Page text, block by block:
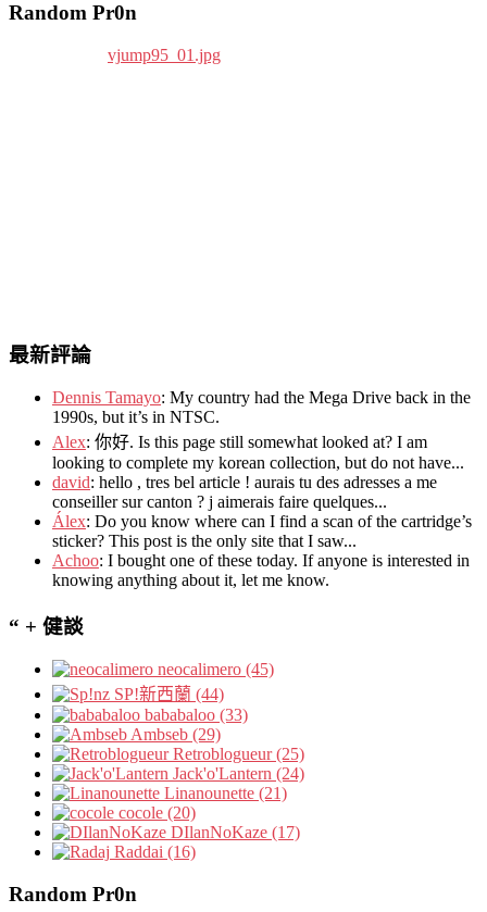
Random Pr0n
最新評論
Dennis Tamayo: My country had the Mega Drive back in the
1990s, but it’s in NTSC.
Alex: 你好. Is this page still somewhat looked at? I am
looking to complete my korean collection, but do not have...
david: hello , tres bel article ! aurais tu des adresses a me
conseiller sur canton ? j aimerais faire quelques...
Álex: Do you know where can I find a scan of the cartridge’s
sticker? This post is the only site that I saw...
Achoo: I bought one of these today. If anyone is interested in
knowing anything about it, let me know.
“ + 健談
neocalimero (45)
SP!新西蘭 (44)
bababaloo (33)
Ambseb (29)
Retroblogueur (25)
Jack'o'Lantern (24)
Linanounette (21)
cocole (20)
DIlanNoKaze (17)
Raddai (16)
Random Pr0n